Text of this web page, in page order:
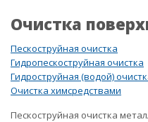
Очистка
Пескоструйная очистка
Гидропескоструйная очистка
Гидроструйная (водой)
Очистка химсредствами
Пескоструйная очистка